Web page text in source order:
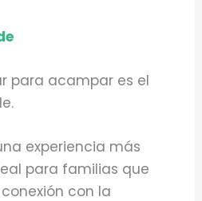
para acampar es el
experiencia más
para familias que
con la